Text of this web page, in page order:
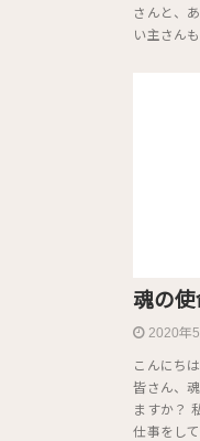
さんと、
い主さん
魂の使
2020年
こんにち
皆さん、
ますか？
仕事をし